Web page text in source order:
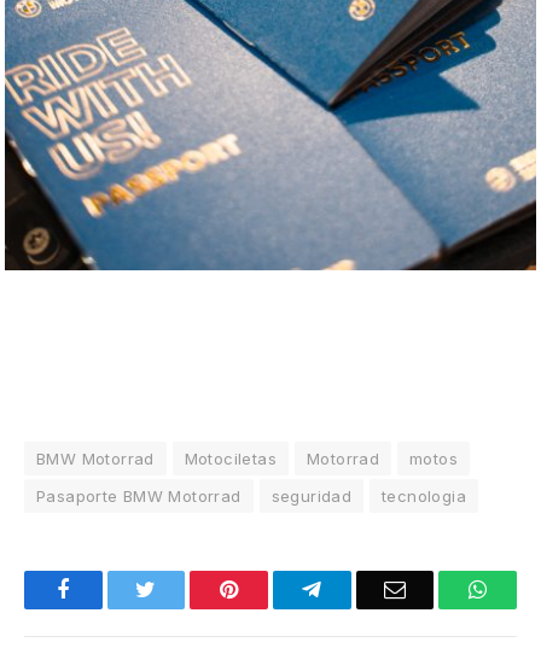
BMW Motorrad Motociletas Motorrad
motos
Pasaporte BMW Motorrad
seguridad tecnologia
Facebook Pinterest TelegramEmail